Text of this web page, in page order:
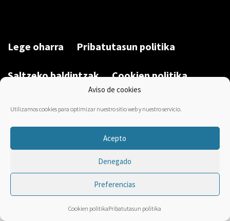
Aviso de cookies
Utilizamos cookies para optimizar nuestro sitio web y nuestro servicio.
Acepto
Denegado
Preferencias
Cookien politikaPribatutasun politika
Lege oharra Pribatutasun politika
Saltzeko baldintzak Cookien politika
Garatu du/Desarrollado por:Bravo Manager2026